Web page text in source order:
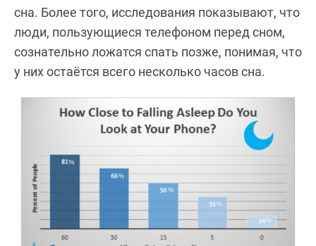
сна. Более того, исследования показывают, что
люди, пользующиеся телефоном перед сном,
сознательно ложатся спать позже, понимая, что
у них остаётся всего несколько часов сна.